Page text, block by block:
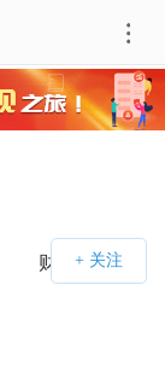
财经号APP